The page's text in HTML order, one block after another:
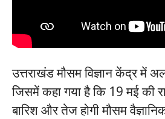
उत्तराखंड मौसम विज्ञान केंद्र में
जिसमें कहा गया है कि 19 मई की
बारिश और तेज होगी मौसम